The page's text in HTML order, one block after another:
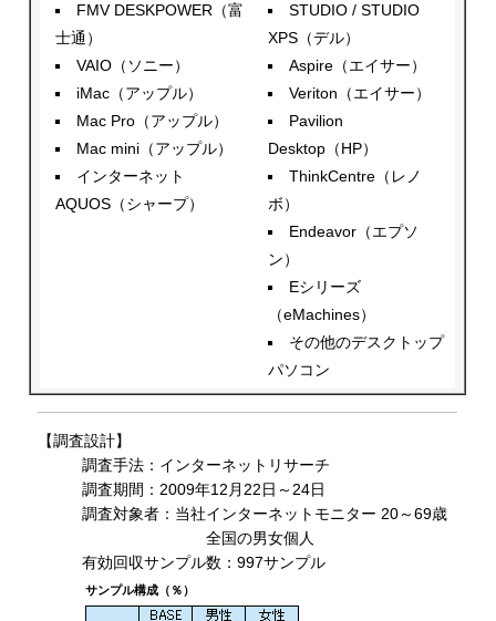
FMV DESKPOWER（富
士通）
VAIO（ソニー）
iMac（アップル）
Mac Pro（アップル）
Mac mini（アップル）
インターネット
AQUOS（シャープ）
STUDIO / STUDIO
XPS（デル）
Aspire（エイサー）
Veriton（エイサー）
Pavilion
Desktop（HP）
ThinkCentre（レノ
ボ）
Endeavor（エプソ
ン）
Eシリーズ
（eMachines）
その他のデスクトップ
パソコン
【調査設計】
調査手法：インターネットリサーチ
調査期間：2009年12月22日～24日
調査対象者：当社インターネットモニター 20～69歳
全国の男女個人
有効回収サンプル数：997サンプル
サンプル構成（％）